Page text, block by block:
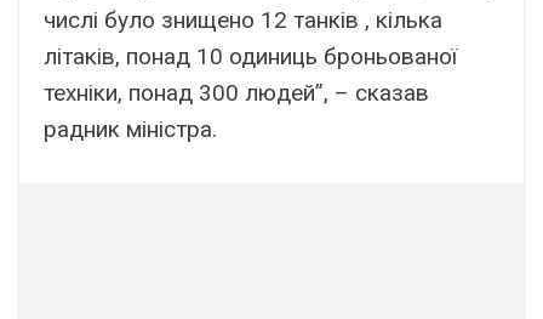
числі було знищено 12 танків , кілька
літаків, понад 10 одиниць броньованої
техніки, понад 300 людей”, – сказав
радник міністра.